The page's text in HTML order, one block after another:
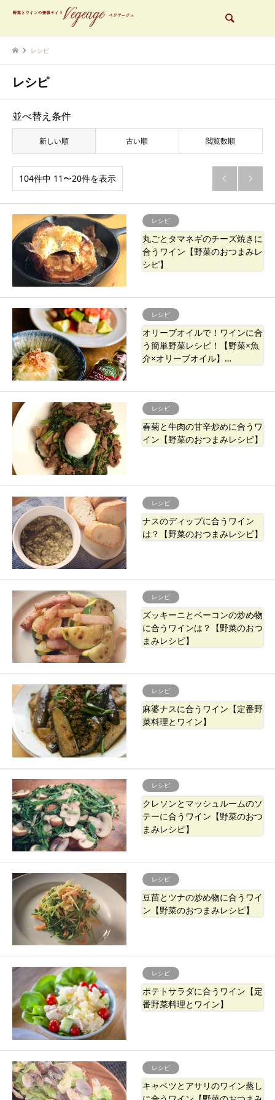
レシピ
レシピ
並べ替え条件
新しい順 古い順 閲覧数順
104件中 11〜20件を表示  
レシピ
丸ごとタマネギのチーズ焼きに
合うワイン【野菜のおつまみレ
シピ】
レシピ
オリーブオイルで！ワインに合
う簡単野菜レシピ！【野菜×魚
介×オリーブオイル】…
レシピ
春菊と牛肉の甘辛炒めに合うワ
イン【野菜のおつまみレシピ】
レシピ
ナスのディップに合うワイン
は？【野菜のおつまみレシピ】
レシピ
ズッキーニとベーコンの炒め物
に合うワインは？【野菜のおつ
まみレシピ】
レシピ
麻婆ナスに合うワイン【定番野
菜料理とワイン】
レシピ
クレソンとマッシュルームのソ
テーに合うワイン【野菜のおつ
まみレシピ】
レシピ
豆苗とツナの炒め物に合うワイ
ン【野菜のおつまみレシピ】
レシピ
ポテトサラダに合うワイン【定
番野菜料理とワイン】
レシピ
キャベツとアサリのワイン蒸し